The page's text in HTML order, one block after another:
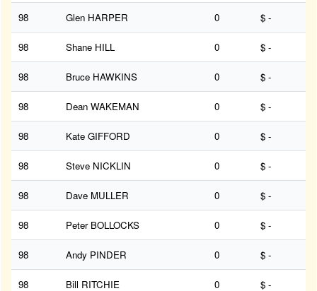
98 Glen HARPER 0 $ -
98 Shane HILL 0 $ -
98 Bruce HAWKINS 0 $ -
98 Dean WAKEMAN 0 $ -
98 Kate GIFFORD 0 $ -
98 Steve NICKLIN 0 $ -
98 Dave MULLER 0 $ -
98 Peter BOLLOCKS 0 $ -
98 Andy PINDER 0 $ -
98 Bill RITCHIE 0 $ -